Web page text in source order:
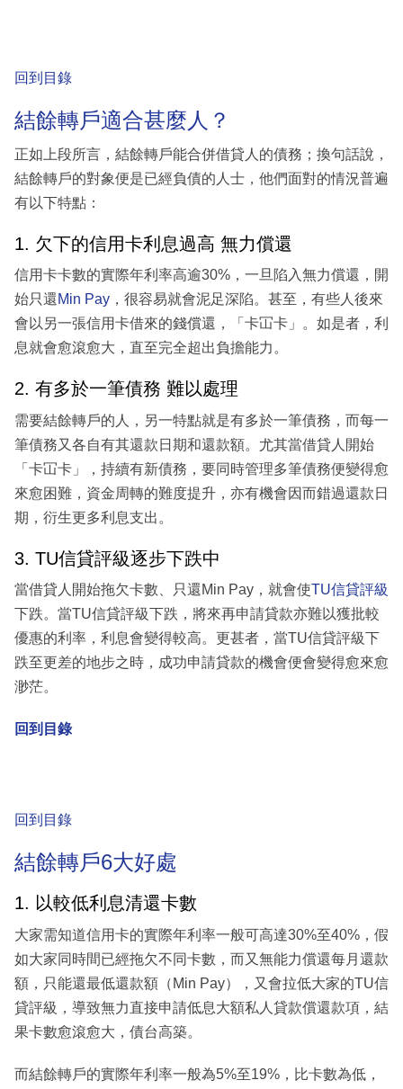
回到目錄
結餘轉戶適合甚麼人？
正如上段所言，結餘轉戶能合併借貸人的債務；換句話說，
結餘轉戶的對象便是已經負債的人士，他們面對的情況普遍
有以下特點：
1. 欠下的信用卡利息過高 無力償還
信用卡卡數的實際年利率高逾30%，一旦陷入無力償還，開
始只還Min Pay ，很容易就會泥足深陷。甚至，有些人後來
會以另一張信用卡借來的錢償還，「卡冚卡」。如是者，利
息就會愈滾愈大，直至完全超出負擔能力。
2. 有多於一筆債務 難以處理
需要結餘轉戶的人，另一特點就是有多於一筆債務，而每一
筆債務又各自有其還款日期和還款額。尤其當借貸人開始
「卡冚卡」，持續有新債務，要同時管理多筆債務便變得愈
來愈困難，資金周轉的難度提升，亦有機會因而錯過還款日
期，衍生更多利息支出。
3. TU信貸評級逐步下跌中
當借貸人開始拖欠卡數、只還Min Pay，就會使TU信貸評級
下跌。當TU信貸評級下跌，將來再申請貸款亦難以獲批較
優惠的利率，利息會變得較高。更甚者，當TU信貸評級下
跌至更差的地步之時，成功申請貸款的機會便會變得愈來愈
渺茫。
回到目錄
回到目錄
結餘轉戶6大好處
1. 以較低利息清還卡數
大家需知道信用卡的實際年利率一般可高達30%至40%，假
如大家同時間已經拖欠不同卡數，而又無能力償還每月還款
額，只能還最低還款額（Min Pay），又會拉低大家的TU信
貸評級，導致無力直接申請低息大額私人貸款償還款項，結
果卡數愈滾愈大，債台高築。
而結餘轉戶的實際年利率一般為5%至19%，比卡數為低，